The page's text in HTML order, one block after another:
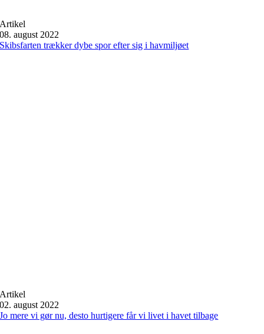
Artikel
08. august 2022
Skibsfarten trækker dybe spor efter sig i havmiljøet
Artikel
02. august 2022
Jo mere vi gør nu, desto hurtigere får vi livet i havet tilbage